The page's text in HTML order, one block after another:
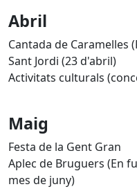
Abril
Cantada de Caramelles
Sant Jordi (23 d'abril)
Activitats culturals
Maig
Festa de la Gent Gran
Aplec de Bruguers (En
mes de juny)